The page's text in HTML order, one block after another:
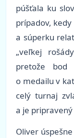
púšťala ku
prípadov,
a súperku
„veľkej
pretože bod
o medailu v
celý turnaj
a je
Oliver